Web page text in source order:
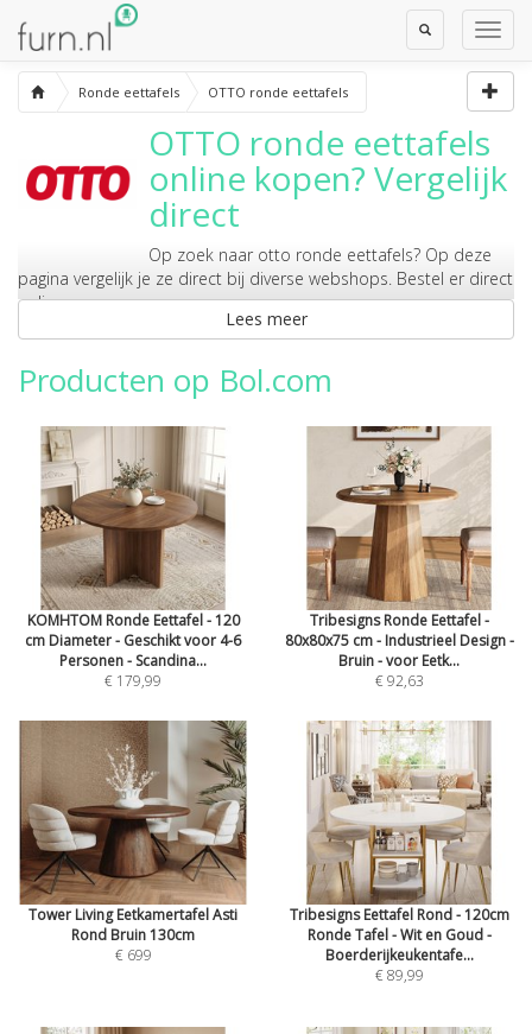
Toggle
Search
Ronde eettafels OTTO ronde eettafels
OTTO ronde eettafels
online kopen? Vergelijk
direct
Op zoek naar otto ronde eettafels? Op deze
pagina vergelijk je ze direct bij diverse webshops. Bestel er direct
online.
Lees meer
Producten op Bol.com
KOMHTOM Ronde Eettafel - 120
cm Diameter - Geschikt voor 4-6
Personen - Scandina...
€ 179,99
Tribesigns Ronde Eettafel -
80x80x75 cm - Industrieel Design -
Bruin - voor Eetk...
€ 92,63
Tower Living Eetkamertafel Asti
Rond Bruin 130cm
€ 699
Tribesigns Eettafel Rond - 120cm
Ronde Tafel - Wit en Goud -
Boerderijkeukentafe...
€ 89,99